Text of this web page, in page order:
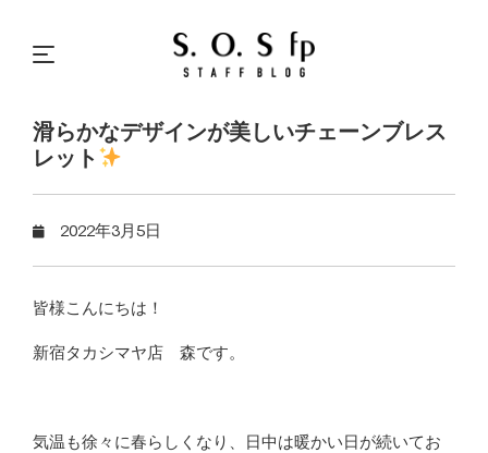
滑らかなデザインが美しいチェーンブレス
レット
2022年3月5日
皆様こんにちは！
新宿タカシマヤ店 森です。
気温も徐々に春らしくなり、日中は暖かい日が続いてお